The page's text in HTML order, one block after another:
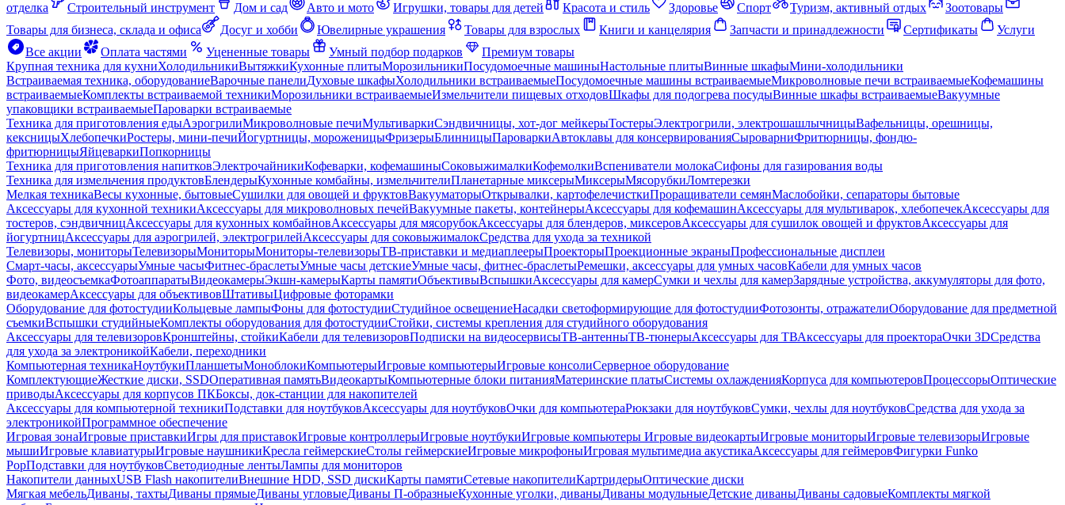
отделка
Строительный инструмент Дом и сад Авто и мото Игрушки, товары для детей Красота и стиль Здоровье Спорт Туризм, активный отдых
Зоотовары
Товары для бизнеса, склада и офиса
Досуг и хобби Ювелирные украшения Товары для взрослых Книги и канцелярия Запчасти и принадлежности Сертификаты
Услуги
Все акции
Оплата частями Уцененные товары Умный подбор подарков
Премиум товары
Крупная техника для кухниХолодильникиВытяжкиКухонные плитыМорозильникиПосудомоечные машиныНастольные плитыВинные шкафыМини-холодильники
Встраиваемая техника, оборудованиеВарочные панелиДуховые шкафыХолодильники встраиваемыеПосудомоечные машины встраиваемыеМикроволновые печи встраиваемыеКофемашины
встраиваемыеКомплекты встраиваемой техникиМорозильники встраиваемыеИзмельчители пищевых отходовШкафы для подогрева посудыВинные шкафы встраиваемыеВакуумные
упаковщики встраиваемыеПароварки встраиваемые
Техника для приготовления едыАэрогрилиМикроволновые печиМультиваркиСэндвичницы, хот-дог мейкерыТостерыЭлектрогрили, электрошашлычницыВафельницы, орешницы,
кексницыХлебопечкиРостеры, мини-печиЙогуртницы, мороженицыФризерыБлинницыПароваркиАвтоклавы для консервированияСыроварниФритюрницы, фондю-
фритюрницыЯйцеваркиПопкорницы
Техника для приготовления напитковЭлектрочайникиКофеварки, кофемашиныСоковыжималкиКофемолкиВспениватели молокаСифоны для газирования воды
Техника для измельчения продуктовБлендерыКухонные комбайны, измельчителиПланетарные миксерыМиксерыМясорубкиЛомтерезки
Мелкая техникаВесы кухонные, бытовыеСушилки для овощей и фруктовВакууматорыОткрывалки, картофелечисткиПроращиватели семянМаслобойки, сепараторы бытовые
Аксессуары для кухонной техникиАксессуары для микроволновых печейВакуумные пакеты, контейнерыАксессуары для кофемашинАксессуары для мультиварок, хлебопечекАксессуары для
тостеров, сэндвичницАксессуары для кухонных комбайновАксессуары для мясорубокАксессуары для блендеров, миксеровАксессуары для сушилок овощей и фруктовАксессуары для
йогуртницАксессуары для аэрогрилей, электрогрилейАксессуары для соковыжималокСредства для ухода за техникой
Телевизоры, мониторыТелевизорыМониторыМониторы-телевизорыТВ-приставки и медиаплеерыПроекторыПроекционные экраныПрофессиональные дисплеи
Смарт-часы, аксессуарыУмные часыФитнес-браслетыУмные часы детскиеУмные часы, фитнес-браслетыРемешки, аксессуары для умных часовКабели для умных часов
Фото, видеосъемкаФотоаппаратыВидеокамерыЭкшн-камерыКарты памятиОбъективыВспышкиАксессуары для камерСумки и чехлы для камерЗарядные устройства, аккумуляторы для фото,
видеокамерАксессуары для объективовШтативыЦифровые фоторамки
Оборудование для фотостудииКольцевые лампыФоны для фотостудииСтудийное освещениеНасадки светоформирующие для фотостудииФотозонты, отражателиОборудование для предметной
съемкиВспышки студийныеКомплекты оборудования для фотостудииСтойки, системы крепления для студийного оборудования
Аксессуары для телевизоровКронштейны, стойкиКабели для телевизоровПодписки на видеосервисыТВ-антенныТВ-тюнерыАксессуары для ТВАксессуары для проектораОчки 3DСредства
для ухода за электроникойКабели, переходники
Компьютерная техникаНоутбукиПланшетыМоноблокиКомпьютерыИгровые компьютерыИгровые консолиСерверное оборудование
КомплектующиеЖесткие диски, SSDОперативная памятьВидеокартыКомпьютерные блоки питанияМатеринские платыСистемы охлажденияКорпуса для компьютеровПроцессорыОптические
приводыАксессуары для корпусов ПКБоксы, док-станции для накопителей
Аксессуары для компьютерной техникиПодставки для ноутбуковАксессуары для ноутбуковОчки для компьютераРюкзаки для ноутбуковСумки, чехлы для ноутбуковСредства для ухода за
электроникойПрограммное обеспечение
Игровая зонаИгровые приставкиИгры для приставокИгровые контроллерыИгровые ноутбукиИгровые компьютеры Игровые видеокартыИгровые мониторыИгровые телевизорыИгровые
мышиИгровые клавиатурыИгровые наушникиКресла геймерскиеСтолы геймерскиеИгровые микрофоныИгровая мультимедиа акустикаАксессуары для геймеровФигурки Funko
PopПодставки для ноутбуковСветодиодные лентыЛампы для мониторов
Накопители данныхUSB Flash накопителиВнешние HDD, SSD дискиКарты памятиСетевые накопителиКартридерыОптические диски
Мягкая мебельДиваны, тахтыДиваны прямыеДиваны угловыеДиваны П-образныеКухонные уголки, диваныДиваны модульныеДетские диваныДиваны садовыеКомплекты мягкой